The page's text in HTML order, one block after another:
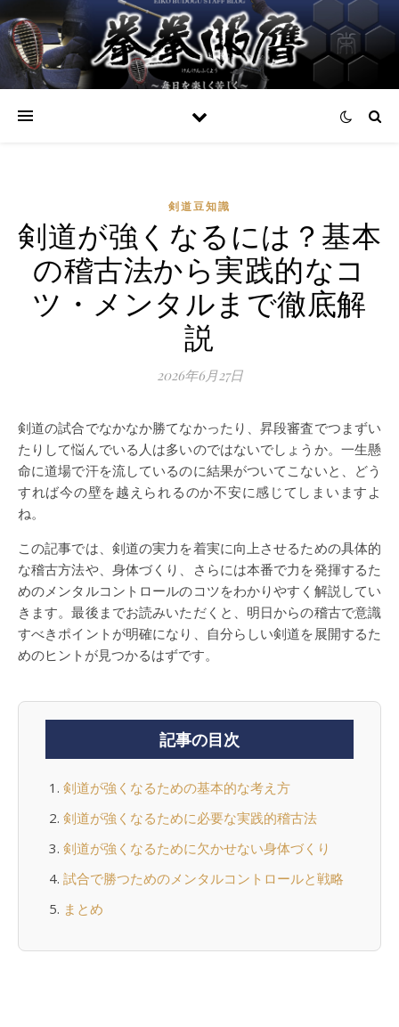
剣道豆知識
剣道が強くなるには？基本
の稽古法から実践的なコ
ツ・メンタルまで徹底解
説
2026年6月27日
剣道の試合でなかなか勝てなかったり、昇段審査でつまずい
たりして悩んでいる人は多いのではないでしょうか。一生懸
命に道場で汗を流しているのに結果がついてこないと、どう
すれば今の壁を越えられるのか不安に感じてしまいますよ
ね。
この記事では、剣道の実力を着実に向上させるための具体的
な稽古方法や、身体づくり、さらには本番で力を発揮するた
めのメンタルコントロールのコツをわかりやすく解説してい
きます。最後までお読みいただくと、明日からの稽古で意識
すべきポイントが明確になり、自分らしい剣道を展開するた
めのヒントが見つかるはずです。
記事の目次
剣道が強くなるための基本的な考え方
剣道が強くなるために必要な実践的稽古法
剣道が強くなるために欠かせない身体づくり
試合で勝つためのメンタルコントロールと戦略
まとめ